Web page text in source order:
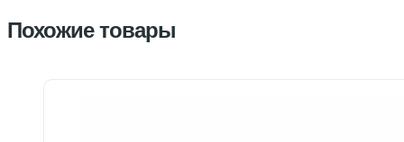
Похожие товары